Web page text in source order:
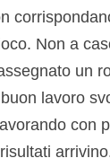
Non a
un
lavoro
con